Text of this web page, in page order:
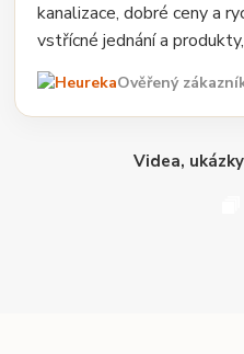
kanalizace, dobré ceny a
vstřícné jednání a
Ověřený
Videa,